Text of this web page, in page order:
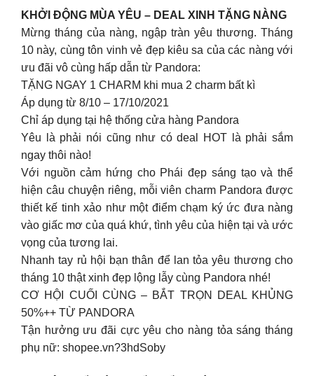
KHỞI ĐỘNG MÙA YÊU – DEAL XINH TẶNG NÀNG
Mừng tháng của nàng, ngập tràn yêu thương. Tháng
10 này, cùng tôn vinh vẻ đẹp kiêu sa của các nàng với
ưu đãi vô cùng hấp dẫn từ Pandora:
TẶNG NGAY 1 CHARM khi mua 2 charm bất kì
Áp dụng từ 8/10 – 17/10/2021
Chỉ áp dụng tại hệ thống cửa hàng Pandora
Yêu là phải nói cũng như có deal HOT là phải sắm
ngay thôi nào!
Với nguồn cảm hứng cho Phái đẹp sáng tạo và thể
hiện câu chuyện riêng, mỗi viên charm Pandora được
thiết kế tinh xảo như một điểm chạm ký ức đưa nàng
vào giấc mơ của quá khứ, tình yêu của hiện tại và ước
vọng của tương lai.
Nhanh tay rủ hội bạn thân để lan tỏa yêu thương cho
tháng 10 thật xinh đẹp lộng lẫy cùng Pandora nhé!
CƠ HỘI CUỐI CÙNG – BẮT TRỌN DEAL KHỦNG
50%++ TỪ PANDORA
Tận hưởng ưu đãi cực yêu cho nàng tỏa sáng tháng
phụ nữ: shopee.vn?3hdSoby